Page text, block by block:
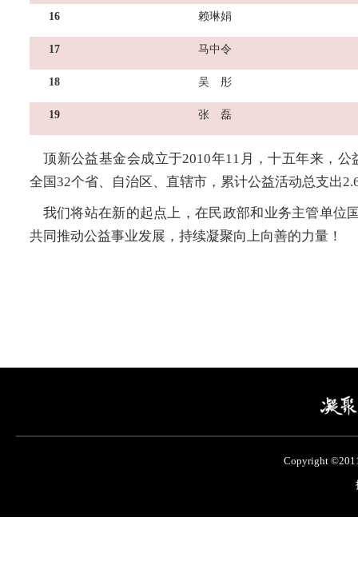
16 赖琳娟
17 马中令
18 吴 彤
19 张 磊
顶新公益基金会成立于2010年11月，十五年来，公
全国32个省、自治区、直辖市，累计公益活动总支出
我们将站在新的起点上，在民政部和业务主管单位
共同推动公益事业发展，持续凝聚向上向善的力量！
Copyright